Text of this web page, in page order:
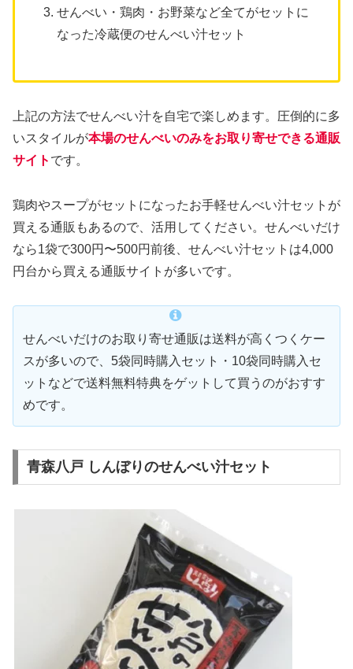
せんべい・鶏肉・お野菜など全てがセットに
なった冷蔵便のせんべい汁セット
上記の方法でせんべい汁を自宅で楽しめます。圧倒的に多
いスタイルが本場のせんべいのみをお取り寄せできる通販
サイト です。
鶏肉やスープがセットになったお手軽せんべい汁セットが
買える通販もあるので、活用してください。せんべいだけ
なら1袋で300円〜500円前後、せんべい汁セットは4,000
円台から買える通販サイトが多いです。
せんべいだけのお取り寄せ通販は送料が高くつくケー
スが多いので、5袋同時購入セット・10袋同時購入セ
ットなどで送料無料特典をゲットして買うのがおすす
めです。
青森八戸 しんぼりのせんべい汁セット